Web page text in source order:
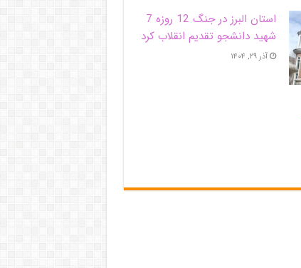
استان البرز در جنگ 12 روزه 7
شهید دانشجو تقدیم انقلاب کرد
آذر ۲۹, ۱۴۰۴